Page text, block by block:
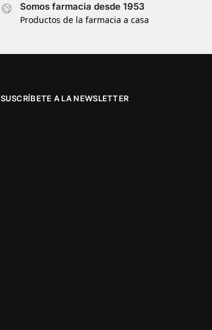
Somos farmacia desde 1953
Productos de la farmacia a casa
SUSCRÍBETE A LA NEWSLETTER